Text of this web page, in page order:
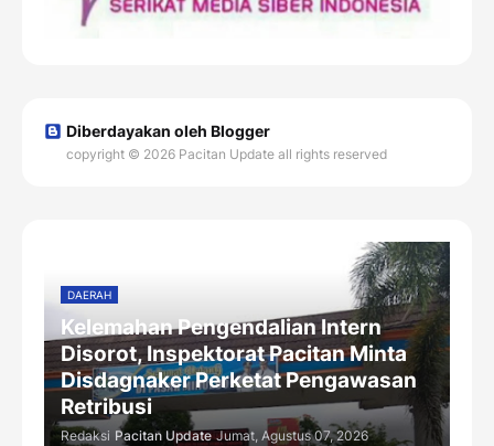
Diberdayakan oleh Blogger
copyright © 2026 Pacitan Update all rights reserved
DAERAH
Kelemahan Pengendalian Intern
Disorot, Inspektorat Pacitan Minta
Disdagnaker Perketat Pengawasan
Retribusi
Redaksi Pacitan Update Jumat, Agustus 07, 2026